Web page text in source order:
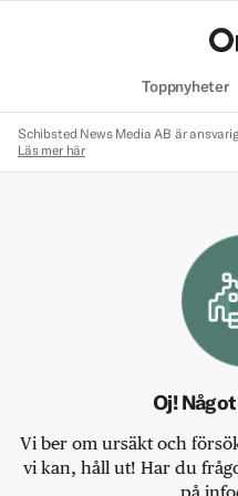
Toppnyheter
Schibsted News Media AB är
Läs mer här
Oj!
Vi ber om ursäkt och
vi kan, håll ut! Har du